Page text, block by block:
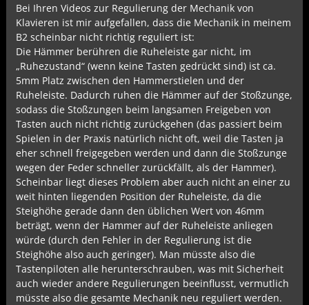
Bei Ihren Videos zur Regulierung der Mechanik von
Klavieren ist mir aufgefallen, dass die Mechanik in meinem
B2 scheinbar nicht richtig reguliert ist:
Die Hämmer berühren die Ruheleiste gar nicht, im
„Ruhezustand“ (wenn keine Tasten gedrückt sind) ist ca.
5mm Platz zwischen den Hammerstielen und der
Ruheleiste. Dadurch ruhen die Hämmer auf der Stoßzunge,
sodass die Stoßzungen beim langsamen Freigeben von
Tasten auch nicht richtig zurückgehen (das passiert beim
Spielen in der Praxis natürlich nicht oft, weil die Tasten ja
eher schnell freigegeben werden und dann die Stoßzunge
wegen der Feder schneller zurückfällt, als der Hammer).
Scheinbar liegt dieses Problem aber auch nicht an einer zu
weit hinten liegenden Position der Ruheleiste, da die
Steighöhe gerade dann den üblichen Wert von 46mm
beträgt, wenn der Hammer auf der Ruheleiste anliegen
würde (durch den Fehler in der Regulierung ist die
Steighöhe also auch geringer). Man müsste also die
Tastenpiloten alle herunterschrauben, was mit Sicherheit
auch wieder andere Regulierungen beeinflusst, vermutlich
müsste also die gesamte Mechanik neu reguliert werden.